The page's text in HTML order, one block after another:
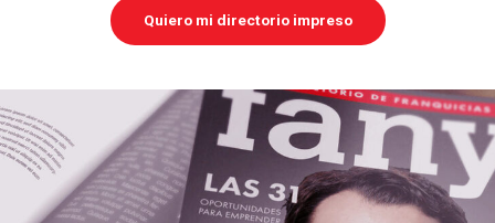
Quiero mi directorio impreso